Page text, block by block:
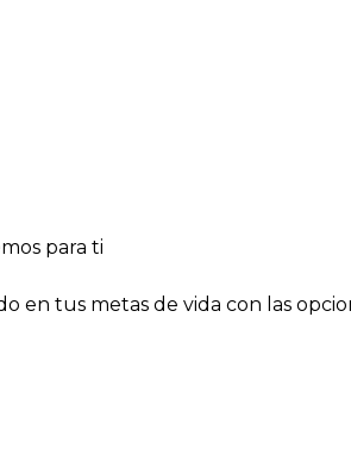
para ti
en tus metas de vida con las